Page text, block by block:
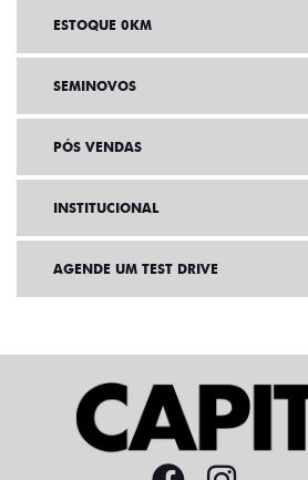
ESTOQUE 0KM
SEMINOVOS
PÓS VENDAS
INSTITUCIONAL
AGENDE UM TEST DRIVE